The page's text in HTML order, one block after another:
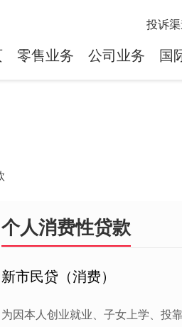
投诉
零售业务 公司业务 国
个人消费性贷款
新市民贷（消费）
为因本人创业就业、子女上学、投